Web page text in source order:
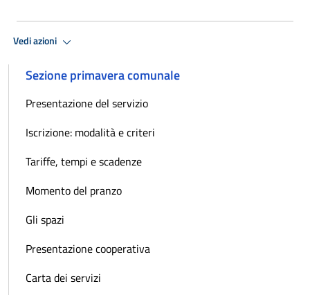
Vedi azioni
Sezione primavera comunale
Presentazione del servizio
Iscrizione: modalità e criteri
Tariffe, tempi e scadenze
Momento del pranzo
Gli spazi
Presentazione cooperativa
Carta dei servizi